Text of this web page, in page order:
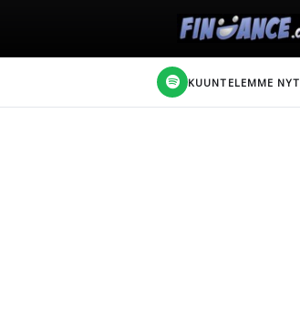
KUUNTELEMME NYT